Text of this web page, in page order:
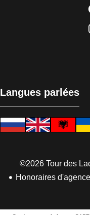
Langues parlées
©2026 Tour des
Honoraires d'agence